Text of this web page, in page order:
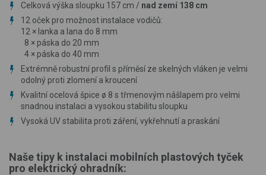
Celková výška sloupku 157 cm / nad zemí 138 cm
12 oček pro možnost instalace vodičů:
12 × lanka a lana do 8 mm
8 × páska do 20 mm
4 × páska do 40 mm
Extrémně robustní profil s příměsí ze skelných vláken je velmi
odolný proti zlomení a kroucení
Kvalitní ocelová špice ø 8 s třmenovým nášlapem pro velmi
snadnou instalaci a vysokou stabilitu sloupku
Vysoká UV stabilita proti záření, vykřehnutí a praskání
Naše tipy k instalaci mobilních plastových tyček
pro elektrický ohradník: